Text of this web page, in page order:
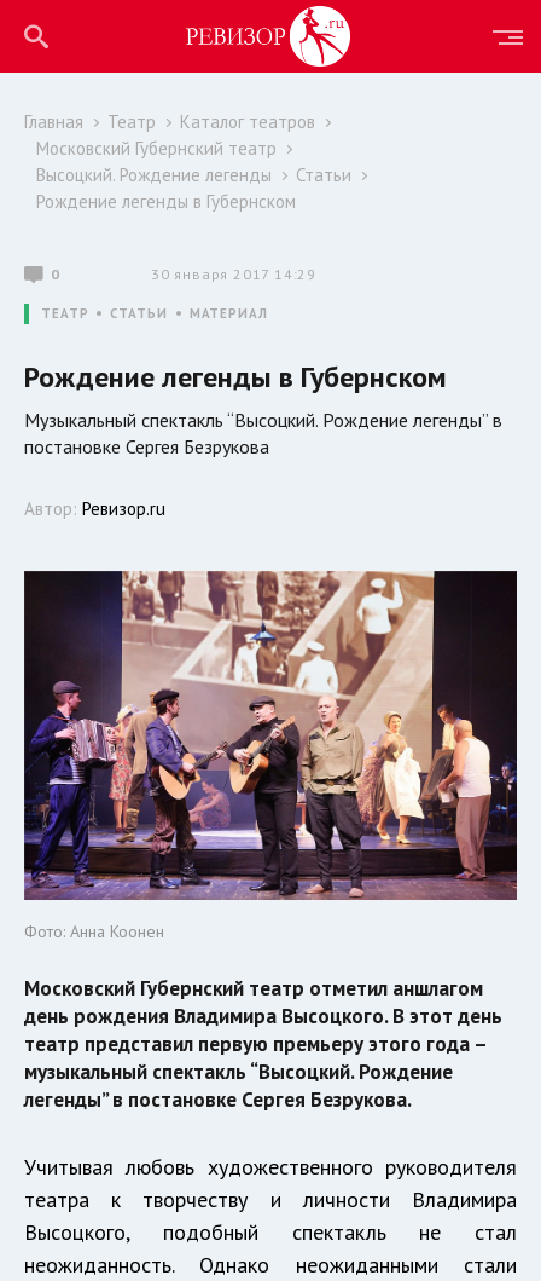
Главная Театр
Каталог театров
Московский Губернский театр
Высоцкий. Рождение легенды
Статьи
Рождение легенды в Губернском
0 30 января 2017 14:29
ТЕАТР СТАТЬИ МАТЕРИАЛ
Рождение легенды в Губернском
Музыкальный спектакль “Высоцкий. Рождение легенды” в
постановке Сергея Безрукова
Автор: Ревизор.ru
Фото: Анна Коонен
Московский Губернский театр отметил аншлагом
день рождения Владимира Высоцкого. В этот день
театр представил первую премьеру этого года –
музыкальный спектакль “Высоцкий. Рождение
легенды” в постановке Сергея Безрукова.
Учитывая любовь художественного руководителя
театра к творчеству и личности Владимира
Высоцкого, подобный спектакль не стал
неожиданность. Однако неожиданными стали